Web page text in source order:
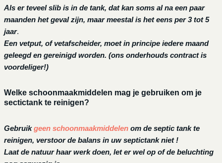
Als er teveel slib is in de tank, dat kan soms al na een paar
maanden het geval zijn, maar meestal is het eens per 3 tot 5
jaar.
Een vetput, of vetafscheider, moet in principe iedere maand
geleegd en gereinigd worden. (ons onderhouds contract is
voordeliger!)
Welke schoonmaakmiddelen mag je gebruiken om je
sectictank te reinigen?
Gebruikgeen schoonmaakmiddelen om de septic tank te
reinigen, verstoor de balans in uw septictank niet !
Laat de natuur haar werk doen, let er wel op of de beluchting